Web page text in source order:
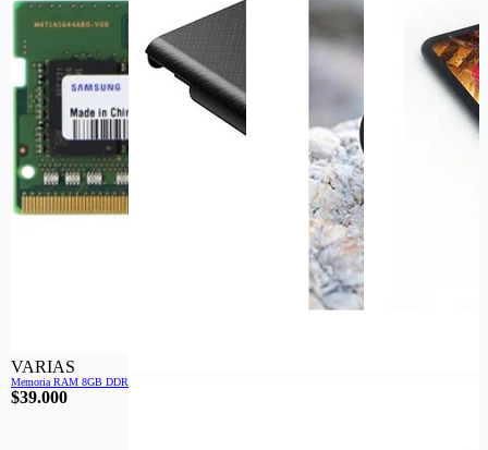
VARIAS
Memoria RAM 8GB DDR4 SODIMM Open Box Garantia de por Vida
$39.000